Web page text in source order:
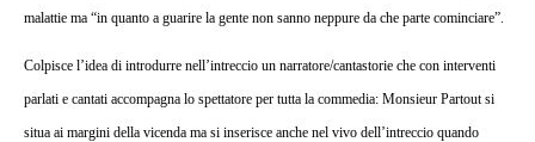
malattie ma “in quanto a guarire la gente non sanno neppure da che parte cominciare”.
Colpisce l’idea di introdurre nell’intreccio un narratore/cantastorie che con interventi
parlati e cantati accompagna lo spettatore per tutta la commedia: Monsieur Partout si
situa ai margini della vicenda ma si inserisce anche nel vivo dell’intreccio quando